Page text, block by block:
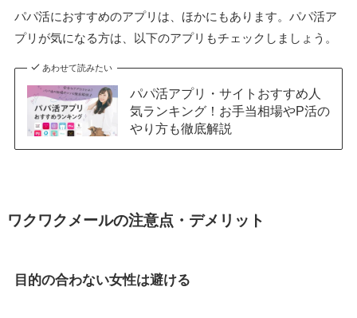
パパ活におすすめのアプリは、ほかにもあります。パパ活ア
プリが気になる方は、以下のアプリもチェックしましょう。
あわせて読みたい
パパ活アプリ・サイトおすすめ人
気ランキング！お手当相場やP活の
やり方も徹底解説
ワクワクメールの注意点・デメリット
目的の合わない女性は避ける